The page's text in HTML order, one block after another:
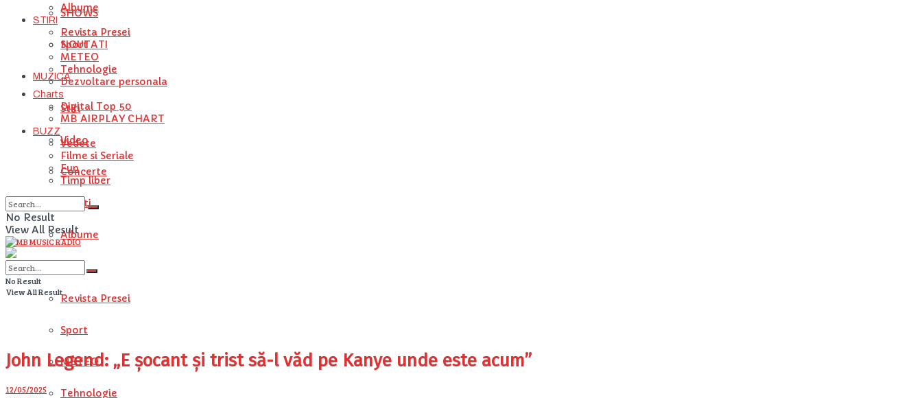
SHOWS
NOUTATI
MUZICA
Stiri
Video
Concerte
Artisti
Albume
STIRI
Revista Presei
Sport
METEO
Tehnologie
Albume
STIRI
Revista Presei
Sport
METEO
Tehnologie
Dezvoltare personala
Charts
Digital Top 50
MB AIRPLAY CHART
BUZZ
Vedete
Filme si Seriale
Fun
Timp liber
No Result
View All Result
No Result
View All Result
John Legend: „E șocant și trist să-l văd pe Kanye unde este acum”
12/05/2025